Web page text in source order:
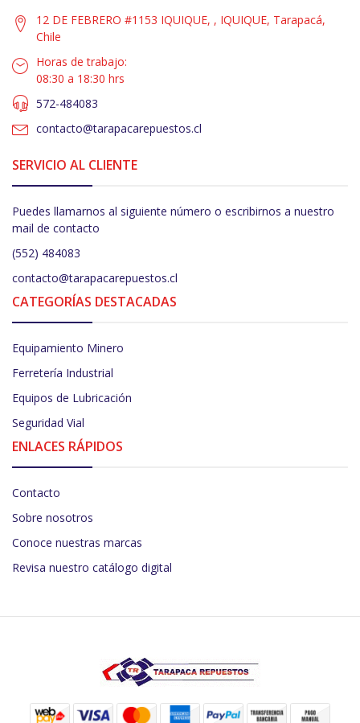
12 DE FEBRERO #1153 IQUIQUE, , IQUIQUE, Tarapacá,
Chile
Horas de trabajo:
08:30 a 18:30 hrs
572-484083
contacto@tarapacarepuestos.cl
SERVICIO AL CLIENTE
Puedes llamarnos al siguiente número o escribirnos a nuestro
mail de contacto
(552) 484083
contacto@tarapacarepuestos.cl
CATEGORÍAS DESTACADAS
Equipamiento Minero
Ferretería Industrial
Equipos de Lubricación
Seguridad Vial
ENLACES RÁPIDOS
Contacto
Sobre nosotros
Conoce nuestras marcas
Revisa nuestro catálogo digital